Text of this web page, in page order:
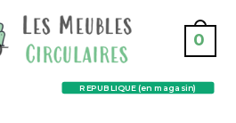
0
REPUBLIQUE (en magasin)